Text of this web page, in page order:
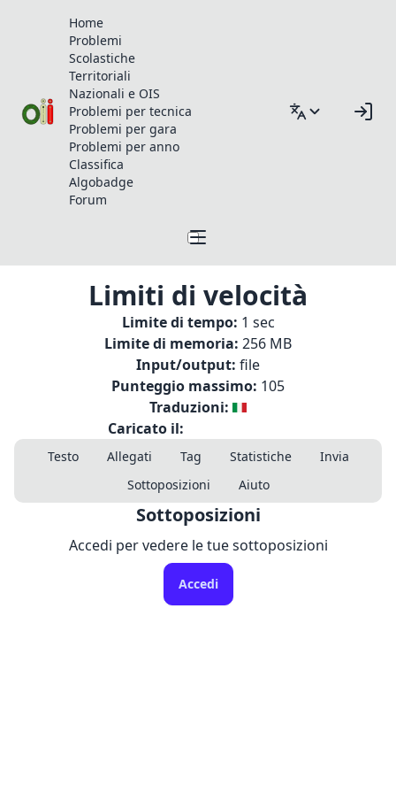
Home
Problemi
Scolastiche
Territoriali
Nazionali e OIS
Problemi per tecnica
Problemi per gara
Problemi per anno
Classifica
Algobadge
Forum
Limiti di velocità
Limite di tempo: 1 sec
Limite di memoria: 256 MB
Input/output: file
Punteggio massimo: 105
Traduzioni:
Caricato il:
Testo Allegati Tag Statistiche
Invia
Sottoposizioni
Aiuto
Sottoposizioni
Accedi per vedere le tue sottoposizioni
Accedi